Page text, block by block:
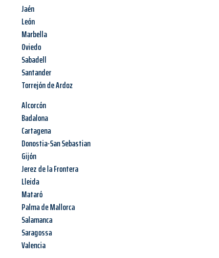
Jaén
León
Marbella
Oviedo
Sabadell
Santander
Torrejón de Ardoz
Alcorcón
Badalona
Cartagena
Donostia-San Sebastian
Gijón
Jerez de la Frontera
Lleida
Mataró
Palma de Mallorca
Salamanca
Saragossa
Valencia